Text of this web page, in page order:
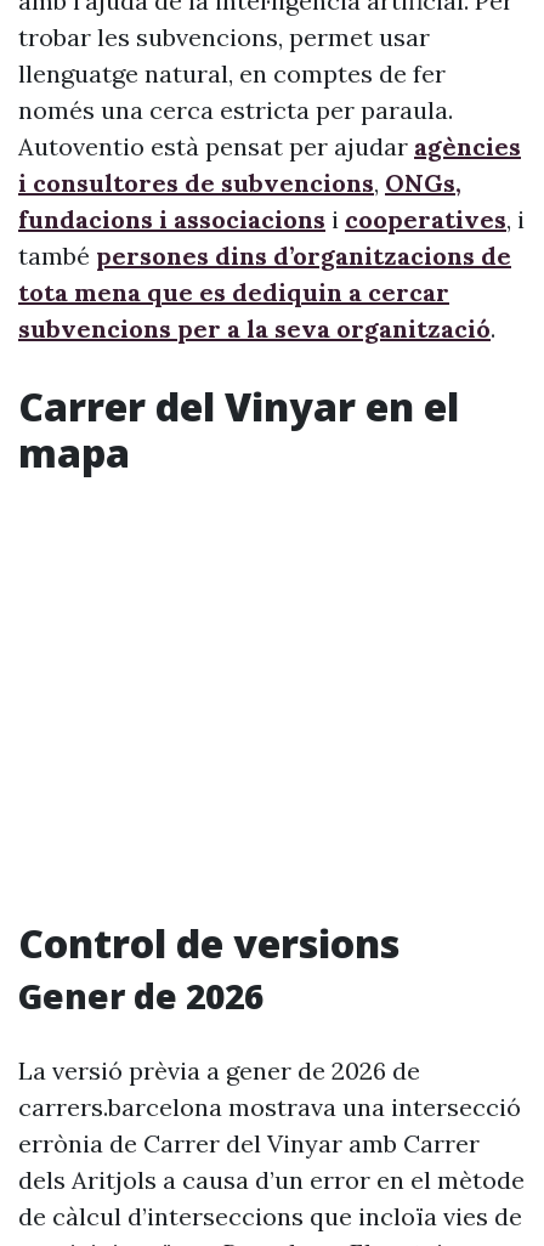
trobar les subvencions, permet usar
llenguatge natural, en comptes de fer
només una cerca estricta per paraula.
Autoventio està pensat per ajudar agències
i consultores de subvencions, ONGs,
fundacions i associacions i cooperatives, i
també persones dins d’organitzacions de
tota mena que es dediquin a cercar
subvencions per a la seva organització.
Carrer del Vinyar en el
mapa
Control de versions
Gener de 2026
La versió prèvia a gener de 2026 de
carrers.barcelona mostrava una intersecció
errònia de Carrer del Vinyar amb Carrer
dels Aritjols a causa d’un error en el mètode
de càlcul d’interseccions que incloïa vies de